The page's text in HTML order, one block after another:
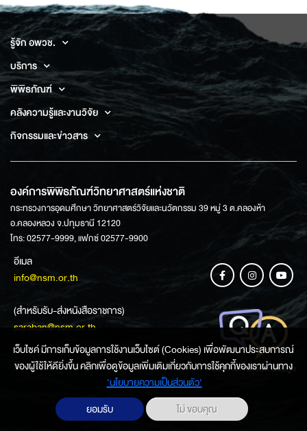
รู้จัก อพวช.
บริการ
พิพิธภัณฑ์
คลังความรู้และงานวิจัย
กิจกรรมและข่าวสาร
องค์การพิพิธภัณฑ์วิทยาศาสตร์แห่งชาติ
กระทรวงการอุดมศึกษา วิทยาศาสตร์วิจัยและนวัตกรรม 39 หมู่ 3 ต.คลองห้า
อ.คลองหลวง จ.ปทุมธานี 12120
โทร: 02577-9999, แฟกซ์ 02577-9900
อีเมล
info@nsm.or.th
(สำหรับรับ-ส่งหนังสือราชการ)
saraban@nsm.or.th
ช่องทางการสอบถามข้อมูล
เว็บไซค์ มีการเก็บข้อมูลการใช้งานเว็บไซต์ (Cookies) เพื่อพัฒนาประสบการณ์
ของผู้ใช้ให้ดียิ่งขึ้น คลิกเพื่อดูข้อมูลเพิ่มเติมเกี่ยวกับการใช้คุกกี้ของเราผ่านทาง
‘นโยบายความเป็นส่วนตัว'
ยอมรับ
ไม่ ขอบคุณ